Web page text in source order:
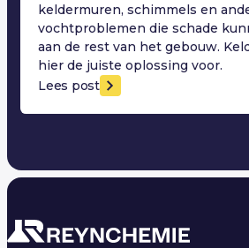
keldermuren, schimmels en
vochtproblemen die schade
aan de rest van het gebouw.
hier de juiste oplossing voor.
Lees post